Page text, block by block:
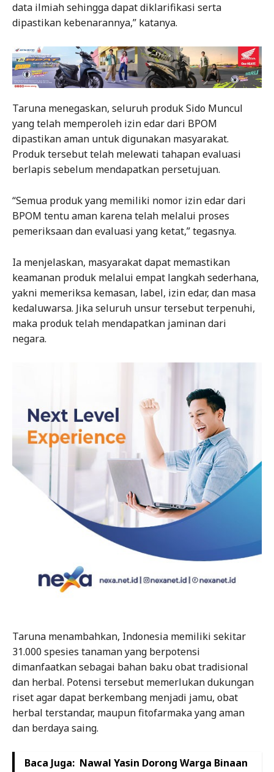
data ilmiah sehingga dapat diklarifikasi serta
dipastikan kebenarannya,” katanya.
Taruna menegaskan, seluruh produk Sido Muncul
yang telah memperoleh izin edar dari BPOM
dipastikan aman untuk digunakan masyarakat.
Produk tersebut telah melewati tahapan evaluasi
berlapis sebelum mendapatkan persetujuan.
“Semua produk yang memiliki nomor izin edar dari
BPOM tentu aman karena telah melalui proses
pemeriksaan dan evaluasi yang ketat,” tegasnya.
Ia menjelaskan, masyarakat dapat memastikan
keamanan produk melalui empat langkah sederhana,
yakni memeriksa kemasan, label, izin edar, dan masa
kedaluwarsa. Jika seluruh unsur tersebut terpenuhi,
maka produk telah mendapatkan jaminan dari
negara.
Taruna menambahkan, Indonesia memiliki sekitar
31.000 spesies tanaman yang berpotensi
dimanfaatkan sebagai bahan baku obat tradisional
dan herbal. Potensi tersebut memerlukan dukungan
riset agar dapat berkembang menjadi jamu, obat
herbal terstandar, maupun fitofarmaka yang aman
dan berdaya saing.
Baca Juga: Nawal Yasin Dorong Warga Binaan